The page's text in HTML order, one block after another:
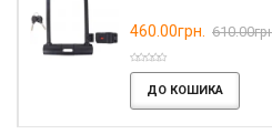
460.00грн.
ДО КОШИКА